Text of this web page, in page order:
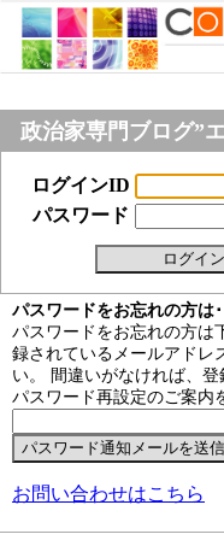
政治家専門ブログ”
ログインID
パスワード
パスワードをお忘れの方は･
パスワードをお忘れの方は
録されているメールアドレ
い。 間違いがなければ、
パスワード再設定のご案内
お問い合わせはこちら